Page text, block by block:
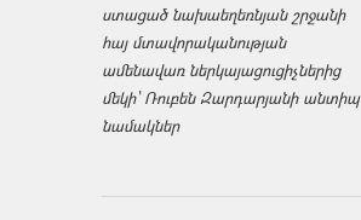
ստացած նախաեղեռնյան շրջանի
հայ մտավորականության
ամենավառ ներկայացուցիչներից
մեկի՝ Ռուբեն Զարդարյանի անտիպ
նամակներ